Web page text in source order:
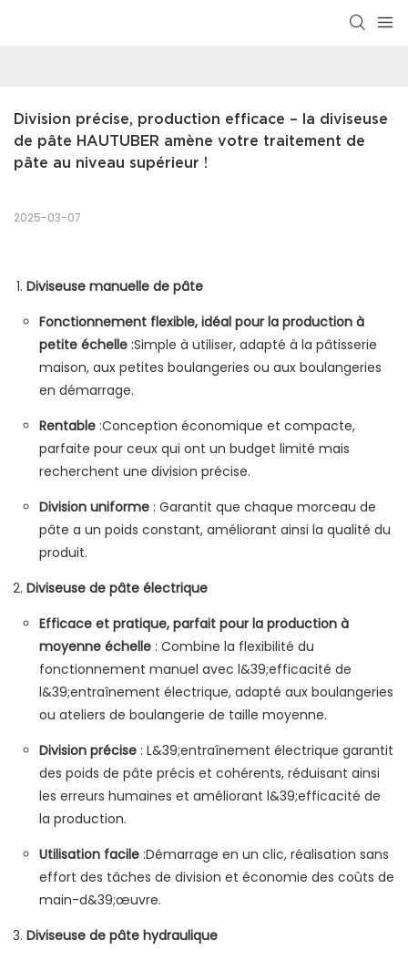
Division précise, production efficace – la diviseuse
de pâte HAUTUBER amène votre traitement de
pâte au niveau supérieur !
2025-03-07
Diviseuse manuelle de pâte
Fonctionnement flexible, idéal pour la production à
petite échelle :Simple à utiliser, adapté à la pâtisserie
maison, aux petites boulangeries ou aux boulangeries
en démarrage.
Rentable :Conception économique et compacte,
parfaite pour ceux qui ont un budget limité mais
recherchent une division précise.
Division uniforme : Garantit que chaque morceau de
pâte a un poids constant, améliorant ainsi la qualité du
produit.
Diviseuse de pâte électrique
Efficace et pratique, parfait pour la production à
moyenne échelle : Combine la flexibilité du
fonctionnement manuel avec l&39;efficacité de
l&39;entraînement électrique, adapté aux boulangeries
ou ateliers de boulangerie de taille moyenne.
Division précise : L&39;entraînement électrique garantit
des poids de pâte précis et cohérents, réduisant ainsi
les erreurs humaines et améliorant l&39;efficacité de
la production.
Utilisation facile :Démarrage en un clic, réalisation sans
effort des tâches de division et économie des coûts de
main-d&39;œuvre.
Diviseuse de pâte hydraulique